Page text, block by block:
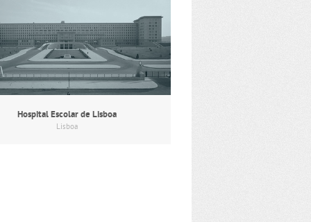
Hospital Escolar de Lisboa
Lisboa